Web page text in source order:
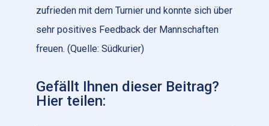
zufrieden mit dem Turnier und konnte sich über
sehr positives Feedback der Mannschaften
freuen. (Quelle: Südkurier)
Gefällt Ihnen dieser Beitrag?
Hier teilen: